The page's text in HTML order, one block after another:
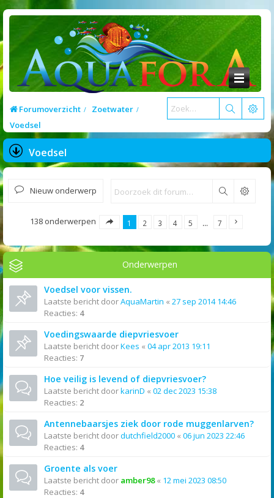
Forumoverzicht
Zoetwater
Voedsel
Voedsel
Nieuw onderwerp Zoek
138 onderwerpen 1 2 3 4 5 … 7
Onderwerpen
Voedsel voor vissen.
Laatste bericht doorAquaMartin « 27 sep 2014 14:46
Reacties: 4
Voedingswaarde diepvriesvoer
Laatste bericht doorKees « 04 apr 2013 19:11
Reacties: 7
Hoe veilig is levend of diepvriesvoer?
Laatste bericht doorkarinD « 02 dec 2023 15:38
Reacties: 2
Antennebaarsjes ziek door rode muggenlarven?
Laatste bericht doordutchfield2000 « 06 jun 2023 22:46
Reacties: 4
Groente als voer
Laatste bericht door amber98« 12 mei 2023 08:50
Reacties: 4